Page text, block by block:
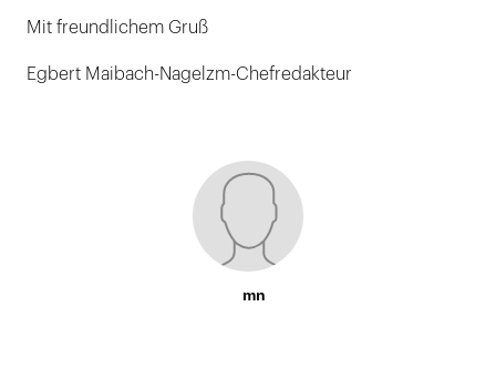
Mit freundlichem Gruß
Egbert Maibach-Nagelzm-Chefredakteur
mn